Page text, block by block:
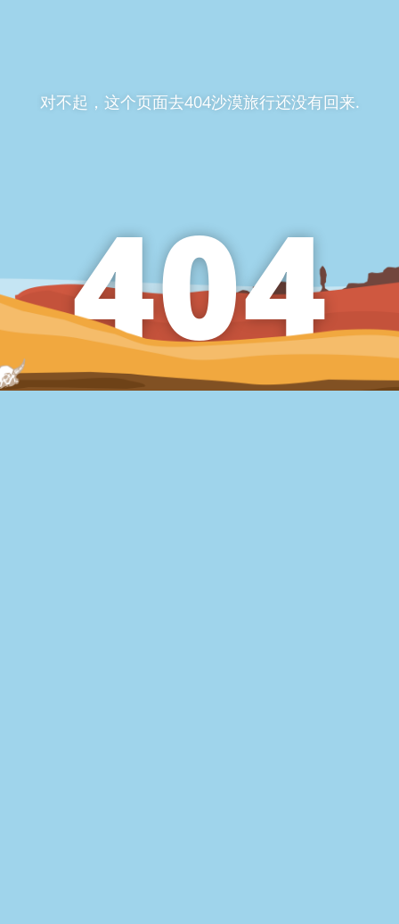
对不起，这个页面去404沙漠旅行还没有回来.
404